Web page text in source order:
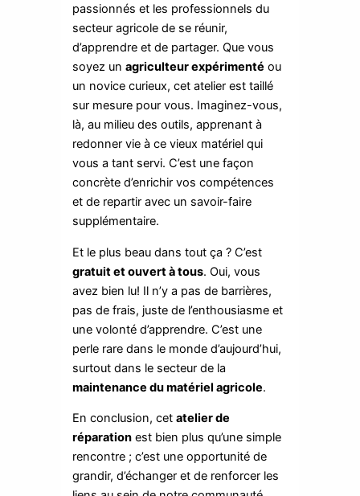
passionnés et les professionnels du
secteur agricole de se réunir,
d’apprendre et de partager. Que vous
soyez unagriculteur expérimenté ou
un novice curieux, cet atelier est taillé
sur mesure pour vous. Imaginez-vous,
là, au milieu des outils, apprenant à
redonner vie à ce vieux matériel qui
vous a tant servi. C’est une façon
concrète d’enrichir vos compétences
et de repartir avec un savoir-faire
supplémentaire.
Et le plus beau dans tout ça ? C’est
gratuit et ouvert à tous. Oui, vous
avez bien lu! Il n’y a pas de barrières,
pas de frais, juste de l’enthousiasme et
une volonté d’apprendre. C’est une
perle rare dans le monde d’aujourd’hui,
surtout dans le secteur de la
maintenance du matériel agricole.
En conclusion, cetatelier de
réparation est bien plus qu’une simple
rencontre ; c’est une opportunité de
grandir, d’échanger et de renforcer les